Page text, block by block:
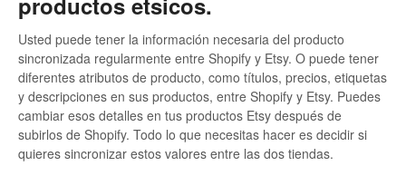
Usted puede tener la información necesaria del producto
sincronizada regularmente entre Shopify y Etsy. O puede tener
diferentes atributos de producto, como títulos, precios, etiquetas
y descripciones en sus productos, entre Shopify y Etsy. Puedes
cambiar esos detalles en tus productos Etsy después de
subirlos de Shopify. Todo lo que necesitas hacer es decidir si
quieres sincronizar estos valores entre las dos tiendas.